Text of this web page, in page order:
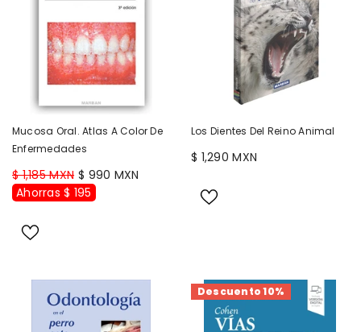
Mucosa Oral. Atlas A Color De
Enfermedades
$ 1,185 MXN $ 990 MXN
Ahorras $ 195
Los Dientes Del Reino Animal
$ 1,290 MXN
Descuento 10%